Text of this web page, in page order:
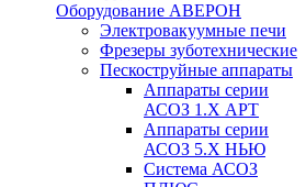
Оборудование АВЕРОН
Электровакуумные печи
Фрезеры зуботехнические
Пескоструйные аппараты
Аппараты серии
АСОЗ 1.Х АРТ
Аппараты серии
АСОЗ 5.Х НЬЮ
Система АСОЗ